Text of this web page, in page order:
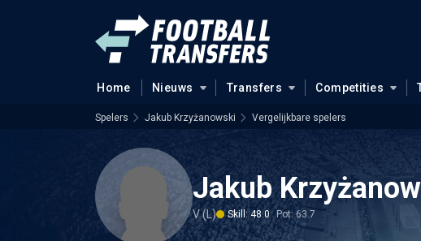
Home Nieuws Transfers Competities
Spelers Jakub Krzyżanowski Vergelijkbare spelers
Jakub
V (L) Skill: 48.0 Pot: 63.7